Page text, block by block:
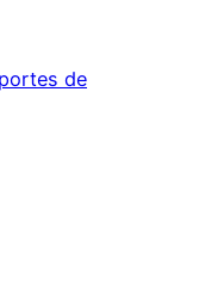
de